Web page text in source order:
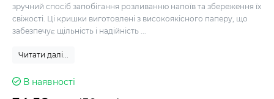
зручний спосіб запобігання розливанню напоїв та збереження їх
свіжості. Ці кришки виготовлені з високоякісного паперу, що
забезпечує щільність і надійність ...
Читати далі...
В наявності